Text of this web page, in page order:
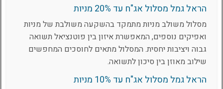
הראל גמל מסלול אג"ח עד 20% מניות
מסלול משולב מניות מתמקד בהשקעה משולבת של מניות
ואפיקים נוספים, המאפשרת איזון בין פוטנציאל תשואה
גבוה ויציבות יחסית. המסלול מתאים לחוסכים המחפשים
שילוב מאוזן בין סיכון לתשואה.
הראל גמל מסלול אג"ח עד 10% מניות